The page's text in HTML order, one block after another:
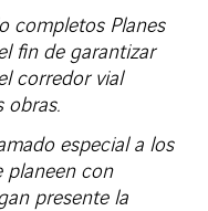
completos Planes
fin de garantizar
corredor vial
obras.
especial a los
planeen con
presente la